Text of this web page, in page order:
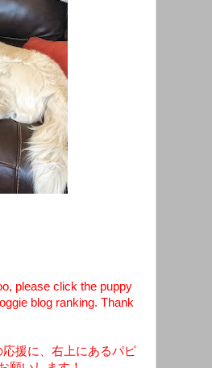
please click the puppy
blog ranking. Thank
援に、右上にあるパピ